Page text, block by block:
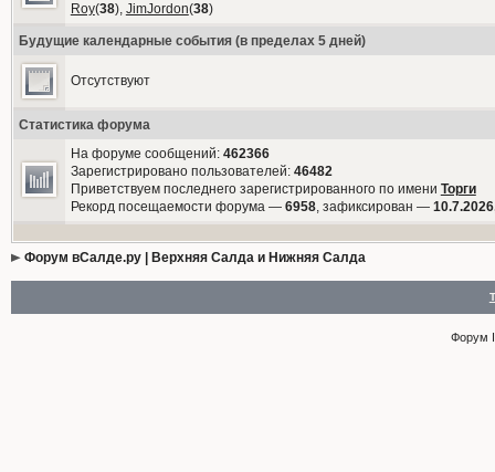
Roy(38), JimJordon(38)
Будущие календарные события (в пределах 5 дней)
Отсутствуют
Статистика форума
На форуме сообщений: 462366
Зарегистрировано пользователей: 46482
Приветствуем последнего зарегистрированного по имени Торги
Рекорд посещаемости форума — 6958, зафиксирован —
Форум вСалде.ру | Верхняя Салда и Нижняя Салда
Форум